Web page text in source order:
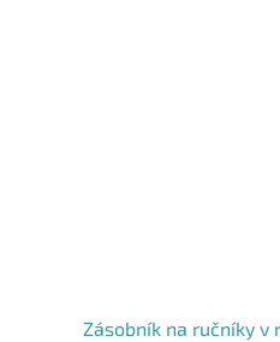
Zásobník na ručníky v